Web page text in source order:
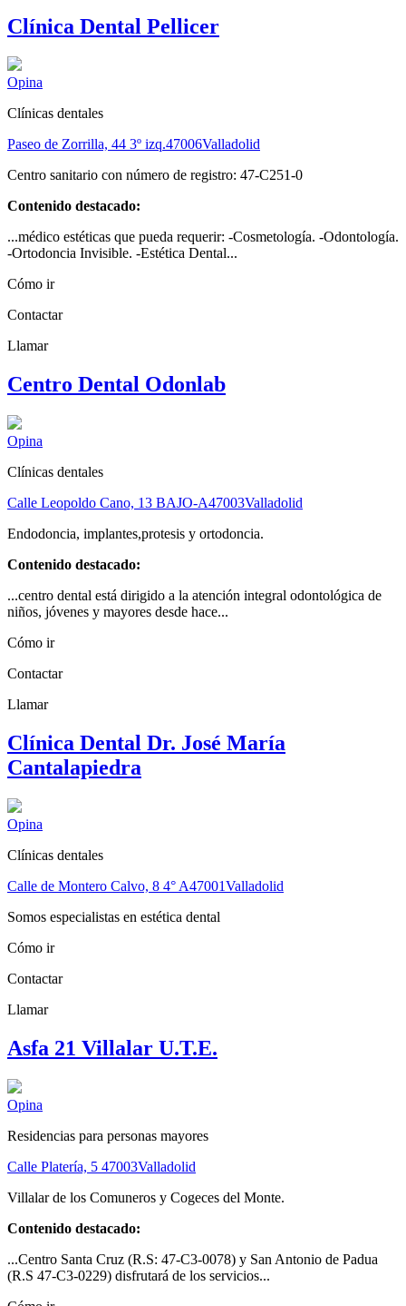
Clínica Dental Pellicer
Opina
Clínicas dentales
Paseo de Zorrilla, 44 3º izq.47006Valladolid
Centro sanitario con número de registro: 47-C251-0
Contenido destacado:
...médico estéticas que pueda requerir: -Cosmetología. -Odontología.
-Ortodoncia Invisible. -Estética Dental...
Cómo ir
Contactar
Llamar
Centro Dental Odonlab
Opina
Clínicas dentales
Calle Leopoldo Cano, 13 BAJO-A47003Valladolid
Endodoncia, implantes,protesis y ortodoncia.
Contenido destacado:
...centro dental está dirigido a la atención integral odontológica de
niños, jóvenes y mayores desde hace...
Cómo ir
Contactar
Llamar
Clínica Dental Dr. José María
Cantalapiedra
Opina
Clínicas dentales
Calle de Montero Calvo, 8 4° A47001Valladolid
Somos especialistas en estética dental
Cómo ir
Contactar
Llamar
Asfa 21 Villalar U.T.E.
Opina
Residencias para personas mayores
Calle Platería, 5 47003Valladolid
Villalar de los Comuneros y Cogeces del Monte.
Contenido destacado:
...Centro Santa Cruz (R.S: 47-C3-0078) y San Antonio de Padua
(R.S 47-C3-0229) disfrutará de los servicios...